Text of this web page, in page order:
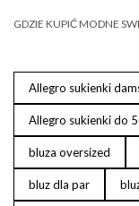
GDZIE KUPIĆ MODNE
Allegro sukienki
Allegro sukienki do
bluza oversized
bluz dla par